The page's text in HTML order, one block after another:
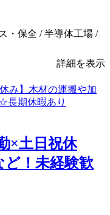
・保全 / 半導体工場 /
詳細を表示
×土日祝休
ど！未経験歓